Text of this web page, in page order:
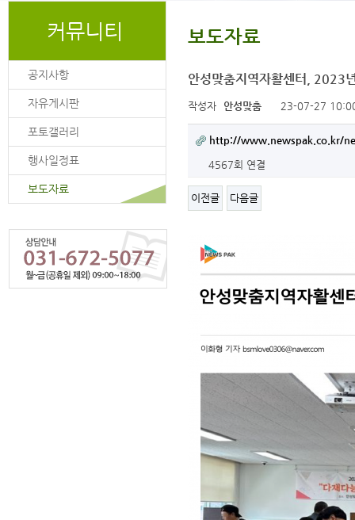
커뮤니티
공지사항
자유게시판
포토갤러리
행사일정표
보도자료
보도자료
안성맞춤지역자활센터, 2023
작성자 안성맞춤 23-07-27
http://www.newspak.co.kr/
4567회 연결
이전글 다음글